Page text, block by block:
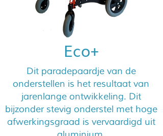
Eco+
Dit paradepaardje van de
onderstellen is het resultaat van
jarenlange ontwikkeling. Dit
bijzonder stevig onderstel met hoge
afwerkingsgraad is vervaardigd uit